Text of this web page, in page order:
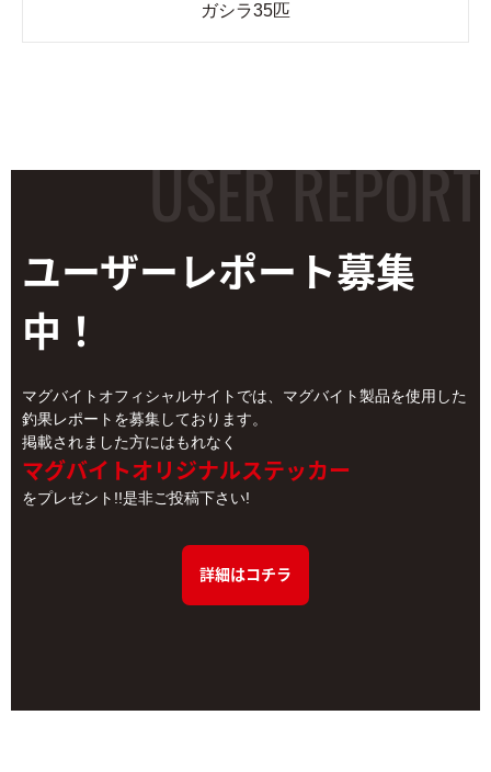
ガシラ35匹
ユーザーレポート募集
中！
マグバイトオフィシャルサイトでは、マグバイト製品を使用した
釣果レポートを募集しております。
掲載されました方にはもれなく
マグバイトオリジナルステッカー
をプレゼント!!是非ご投稿下さい!
詳細はコチラ